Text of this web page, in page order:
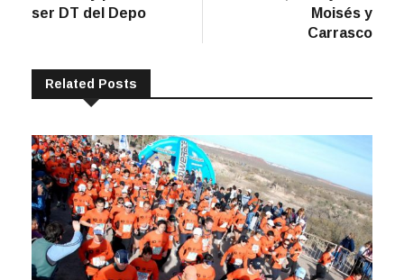
entradas
ser DT del Depo
Moisés y
Carrasco
Related Posts